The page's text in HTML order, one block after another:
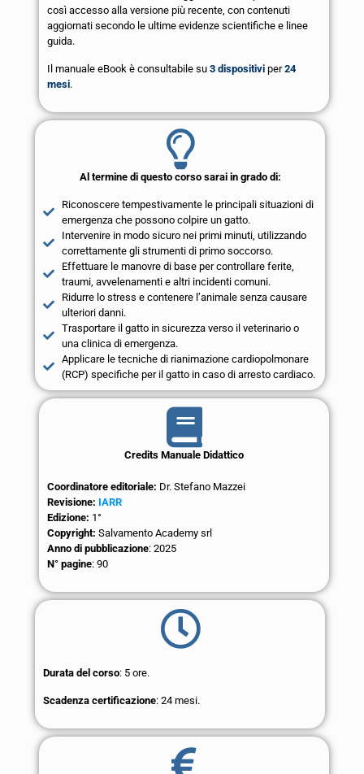
così accesso alla versione più recente, con contenuti
aggiornati secondo le ultime evidenze scientifiche e linee
guida.
Il manuale eBook è consultabile su 3 dispositivi per24
mesi.
Al termine di questo corso sarai in grado di:
Riconoscere tempestivamente le principali situazioni di
emergenza che possono colpire un gatto.
Intervenire in modo sicuro nei primi minuti, utilizzando
correttamente gli strumenti di primo soccorso.
Effettuare le manovre di base per controllare ferite,
traumi, avvelenamenti e altri incidenti comuni.
Ridurre lo stress e contenere l’animale senza causare
ulteriori danni.
Trasportare il gatto in sicurezza verso il veterinario o
una clinica di emergenza.
Applicare le tecniche di rianimazione cardiopolmonare
(RCP) specifiche per il gatto in caso di arresto cardiaco.
Credits Manuale Didattico
Coordinatore editoriale: Dr. Stefano Mazzei
Revisione: IARR
Edizione: 1°
Copyright: Salvamento Academy srl
Anno di pubblicazione: 2025
N° pagine: 90
Durata del corso: 5 ore.
Scadenza certificazione: 24 mesi.